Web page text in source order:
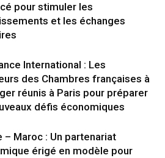
pour stimuler les
et les échanges
International : Les
des Chambres françaises à
réunis à Paris pour préparer
défis économiques
– Maroc : Un partenariat
érigé en modèle pour